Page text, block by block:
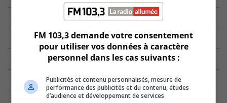
FM 103,3 demande votre consentement
pour utiliser vos données à caractère
personnel dans les cas suivants :
Publicités et contenu personnalisés, mesure de
performance des publicités et du contenu, études
d’audience et développement de services